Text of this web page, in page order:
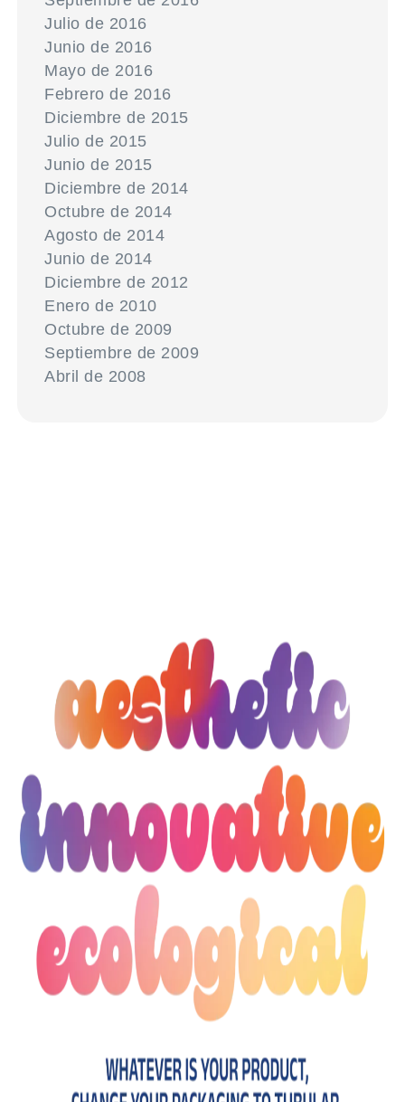
Julio de 2016
Junio de 2016
Mayo de 2016
Febrero de 2016
Diciembre de 2015
Julio de 2015
Junio de 2015
Diciembre de 2014
Octubre de 2014
Agosto de 2014
Junio de 2014
Diciembre de 2012
Enero de 2010
Octubre de 2009
Septiembre de 2009
Abril de 2008